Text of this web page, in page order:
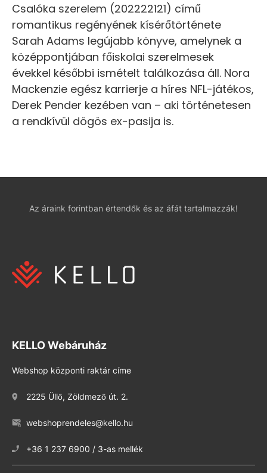
Csalóka szerelem (202222121) című
romantikus regényének kísérőtörténete
Sarah Adams legújabb könyve, amelynek a
középpontjában főiskolai szerelmesek
évekkel későbbi ismételt találkozása áll. Nora
Mackenzie egész karrierje a híres NFL-játékos,
Derek Pender kezében van – aki történetesen
a rendkívül dögös ex-pasija is.
Az áraink forintban értendők és az áfát tartalmazzák!
KELLO Webáruház
Webshop központi raktár címe
2225 Üllő, Zöldmező út. 2.
webshoprendeles@kello.hu
+36 1 237 6900 / 3-as mellék